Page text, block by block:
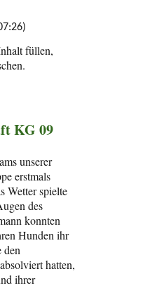
füllen,
KG 09
unserer
erstmals
Wetter spielte
des
konnten
Hunden ihr
den
hatten,
ihrer